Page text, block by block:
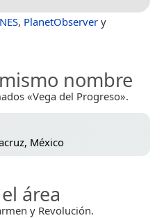
, PlanetObserver y
nombre
«Vega del Progreso».
México
área
y Revolución.